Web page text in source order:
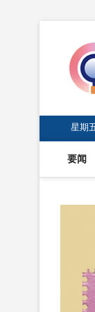
星期
要闻